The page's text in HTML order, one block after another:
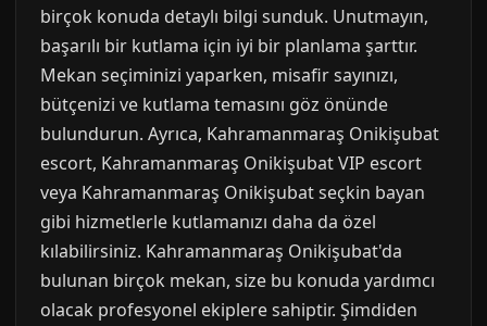
birçok konuda detaylı bilgi sunduk. Unutmayın,
başarılı bir kutlama için iyi bir planlama şarttır.
Mekan seçiminizi yaparken, misafir sayınızı,
bütçenizi ve kutlama temasını göz önünde
bulundurun. Ayrıca, Kahramanmaraş Onikişubat
escort, Kahramanmaraş Onikişubat VIP escort
veya Kahramanmaraş Onikişubat seçkin bayan
gibi hizmetlerle kutlamanızı daha da özel
kılabilirsiniz. Kahramanmaraş Onikişubat'da
bulunan birçok mekan, size bu konuda yardımcı
olacak profesyonel ekiplere sahiptir. Şimdiden